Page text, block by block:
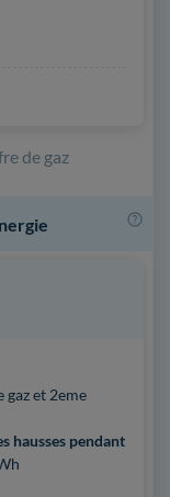
de gaz
gaz et 2eme
hausses pendant